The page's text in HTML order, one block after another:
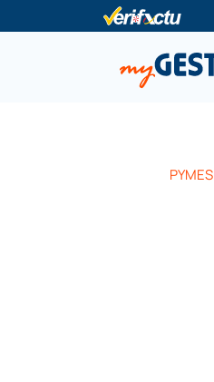
al
PYMES